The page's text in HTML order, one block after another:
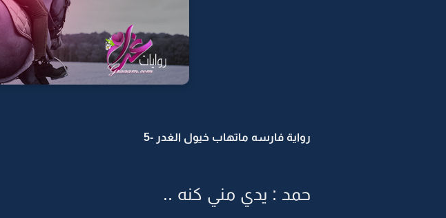
رواية فارسه ماتهاب خيول الغدر -5
حمد : يدي مني كنه ..